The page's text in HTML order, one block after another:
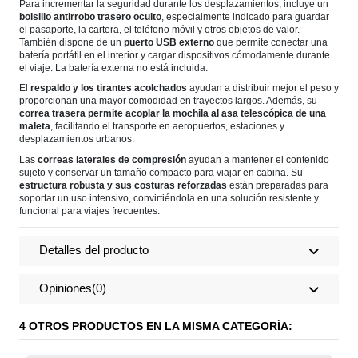
Para incrementar la seguridad durante los desplazamientos, incluye un
bolsillo antirrobo trasero oculto , especialmente indicado para guardar
el pasaporte, la cartera, el teléfono móvil y otros objetos de valor.
También dispone de un puerto USB externo que permite conectar una
batería portátil en el interior y cargar dispositivos cómodamente durante
el viaje. La batería externa no está incluida.
El respaldo y los tirantes acolchados ayudan a distribuir mejor el peso y
proporcionan una mayor comodidad en trayectos largos. Además, su
correa trasera permite acoplar la mochila al asa telescópica de una
maleta, facilitando el transporte en aeropuertos, estaciones y
desplazamientos urbanos.
Las correas laterales de compresión ayudan a mantener el contenido
sujeto y conservar un tamaño compacto para viajar en cabina. Su
estructura robusta y sus costuras reforzadas están preparadas para
soportar un uso intensivo, convirtiéndola en una solución resistente y
funcional para viajes frecuentes.
Detalles del producto
Opiniones(0)
4 OTROS PRODUCTOS EN LA MISMA CATEGORÍA: